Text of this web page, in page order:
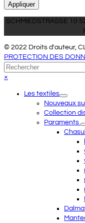
Appliquer
SCHMIEDSTRASSE 10
© 2022 Droits d'auteur,
PROTECTION DES
Retour
au
Rechercher
×
menuLes textiles
Nouveaux
Collection
Paraments